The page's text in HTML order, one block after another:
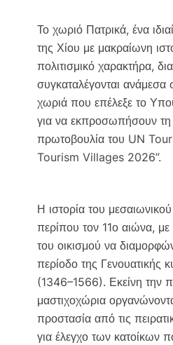
e
o
o
k
i
e
r
y
i
n
k
Το χωριό Πατρικά, ένα
της Χίου με μακραίωνη
πολιτισμικό χαρακτήρα,
συγκαταλέγονται ανάμεσα
χωριά που επέλεξε το
για να εκπροσωπήσουν
πρωτοβουλία του UN
Tourism Villages 2026”.
Η ιστορία του
περίπου τον 11ο αιώνα,
του οικισμού να
περίοδο της Γενουατικής
(1346–1566). Εκείνη την
μαστιχοχώρια
προστασία από τις
για έλεγχο των κατοίκων